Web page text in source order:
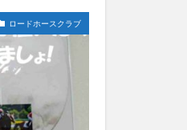
ロードホースクラブ